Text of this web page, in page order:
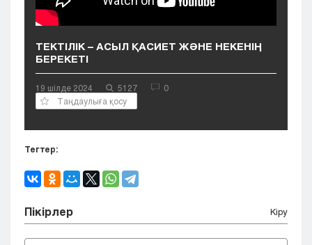
Шымкент
ТЕКТІЛІК – АСЫЛ ҚАСИЕТ ЖӘНЕ НЕКЕНІҢ
БЕРЕКЕТІ
19 шілде 2024 5127
0
Таңдаулыға қосу
Тегтер:
Пікірлер Кіру